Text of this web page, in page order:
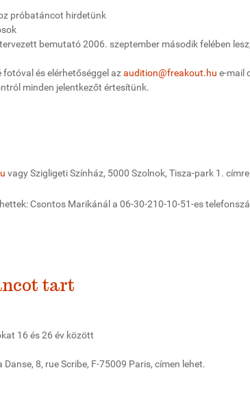
próbatáncot hirdetünk
bemutató 2006. szeptember második felében lesz,
és elérhetőséggel azaudition@freakout.hu e-mail
minden jelentkezőt értesítünk.
vagy Szigligeti Színház, 5000 Szolnok, Tisza-park 1.
Csontos Marikánál a 06-30-210-10-51-es
tart
16 és 26 év között
8, rue Scribe, F-75009 Paris, címen lehet.